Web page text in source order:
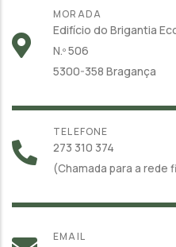
MORADA
Edifício do Brigantia
N.º 506
5300-358 Bragança
TELEFONE
273 310 374
(Chamada para a rede
EMAIL